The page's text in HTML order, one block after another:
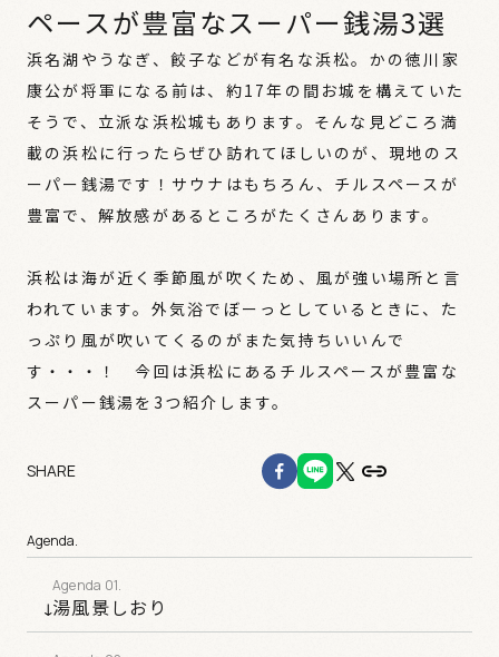
ペースが豊富なスーパー銭湯3選
浜名湖やうなぎ、餃子などが有名な浜松。かの徳川家
康公が将軍になる前は、約17年の間お城を構えていた
そうで、立派な浜松城もあります。そんな見どころ満
載の浜松に行ったらぜひ訪れてほしいのが、現地のス
ーパー銭湯です！サウナはもちろん、チルスペースが
豊富で、解放感があるところがたくさんあります。
浜松は海が近く季節風が吹くため、風が強い場所と言
われています。外気浴でぼーっとしているときに、た
っぷり風が吹いてくるのがまた気持ちいいんで
す・・・！ 今回は浜松にあるチルスペースが豊富な
スーパー銭湯を3つ紹介します。
SHARE
Agenda.
湯風景しおり